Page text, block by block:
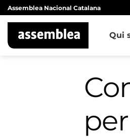
Skip
to
content
Assemblea Nacional Catalana
Qui